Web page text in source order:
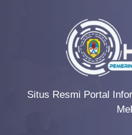
Situs Resmi Portal